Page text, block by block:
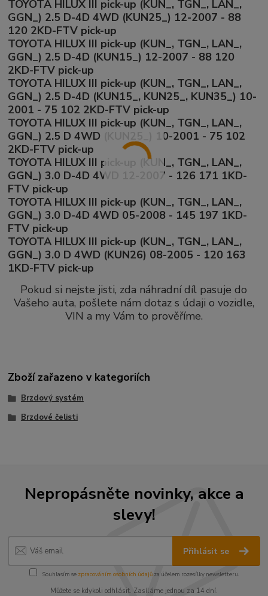
TOYOTA HILUX III pick-up (KUN_, TGN_, LAN_,
GGN_) 2.5 D-4D 4WD (KUN25_) 12-2007 - 88
120 2KD-FTV pick-up
TOYOTA HILUX III pick-up (KUN_, TGN_, LAN_,
GGN_) 2.5 D-4D (KUN15_) 12-2007 - 88 120
2KD-FTV pick-up
TOYOTA HILUX III pick-up (KUN_, TGN_, LAN_,
GGN_) 2.5 D-4D (KUN15_, KUN25_, KUN35_) 10-
2001 - 75 102 2KD-FTV pick-up
TOYOTA HILUX III pick-up (KUN_, TGN_, LAN_,
GGN_) 2.5 D 4WD (KUN25_) 10-2001 - 75 102
2KD-FTV pick-up
TOYOTA HILUX III pick-up (KUN_, TGN_, LAN_,
GGN_) 3.0 D-4D 4WD 12-2007 - 126 171 1KD-
FTV pick-up
TOYOTA HILUX III pick-up (KUN_, TGN_, LAN_,
GGN_) 3.0 D-4D 4WD 05-2008 - 145 197 1KD-
FTV pick-up
TOYOTA HILUX III pick-up (KUN_, TGN_, LAN_,
GGN_) 3.0 D 4WD (KUN26) 08-2005 - 120 163
1KD-FTV pick-up
Pokud si nejste jisti, zda náhradní díl pasuje do
Vašeho auta, pošlete nám dotaz s údaji o vozidle,
VIN a my Vám to prověříme.
Zboží zařazeno v kategoriích
Brzdový systém
Brzdové čelisti
Nepropásněte novinky, akce a
slevy!
Přihlásit se
Souhlasím se zpracováním osobních údajůza účelem rozesílky newsletteru.
Můžete se kdykoli odhlásit. Zasíláme jednou za 14 dní.